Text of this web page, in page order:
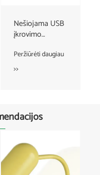
Nešiojama USB
įkrovimo
svetainės lempa
prie naktinio
Peržiūrėti daugiau
>>